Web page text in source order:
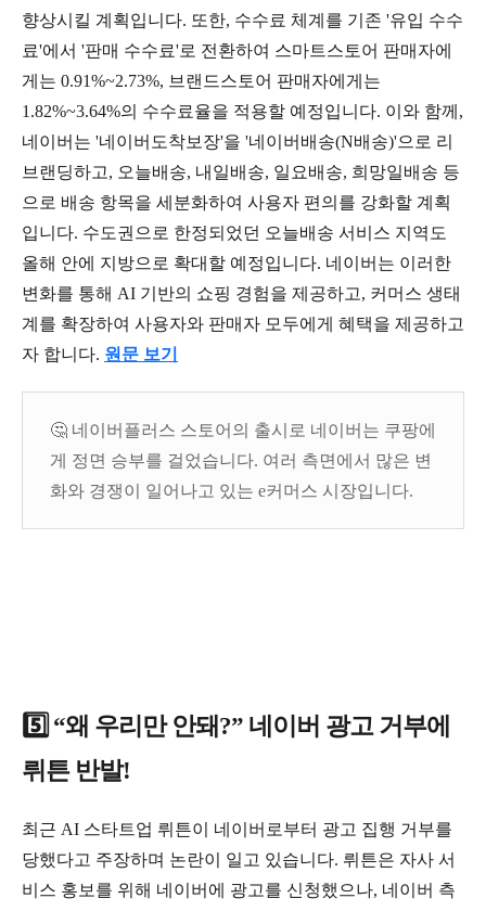
향상시킬 계획입니다. 또한, 수수료 체계를 기존 '유입 수수
료'에서 '판매 수수료'로 전환하여 스마트스토어 판매자에
게는 0.91%~2.73%, 브랜드스토어 판매자에게는
1.82%~3.64%의 수수료율을 적용할 예정입니다. 이와 함께,
네이버는 '네이버도착보장'을 '네이버배송(N배송)'으로 리
브랜딩하고, 오늘배송, 내일배송, 일요배송, 희망일배송 등
으로 배송 항목을 세분화하여 사용자 편의를 강화할 계획
입니다. 수도권으로 한정되었던 오늘배송 서비스 지역도
올해 안에 지방으로 확대할 예정입니다. 네이버는 이러한
변화를 통해 AI 기반의 쇼핑 경험을 제공하고, 커머스 생태
계를 확장하여 사용자와 판매자 모두에게 혜택을 제공하고
자 합니다. 원문 보기
🤔 네이버플러스 스토어의 출시로 네이버는 쿠팡에
게 정면 승부를 걸었습니다. 여러 측면에서 많은 변
화와 경쟁이 일어나고 있는 e커머스 시장입니다.
5️⃣ “왜 우리만 안돼?” 네이버 광고 거부에
뤼튼 반발!
최근 AI 스타트업 뤼튼이 네이버로부터 광고 집행 거부를
당했다고 주장하며 논란이 일고 있습니다. 뤼튼은 자사 서
비스 홍보를 위해 네이버에 광고를 신청했으나, 네이버 측